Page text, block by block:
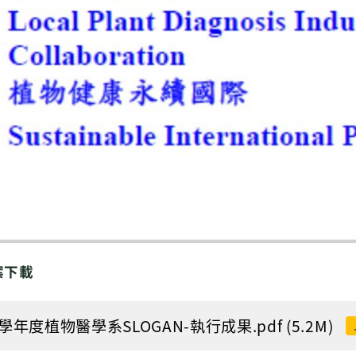
載
年度植物醫學系SLOGAN-執行成果.pdf (5.2M)